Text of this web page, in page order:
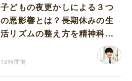
子どもの夜更かしによる３つ
の悪影響とは？長期休みの生
活リズムの整え方を精神科医
13時間前